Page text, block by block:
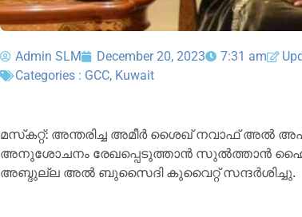
Admin SLM December 20, 2023 7:31 am
Categories : GCC, Kuwait
മസ്‌കറ്റ്: അന്തരിച്ച അമീർ ശൈഖ് നവാഫ് അൽ
അനുശോചനം രേഖപ്പെടുത്താൻ സുൽത്താൻ
അബ്ദുല്ല അൽ ബുസൈദി കുവൈറ്റ് സന്ദർശിച്ചു.